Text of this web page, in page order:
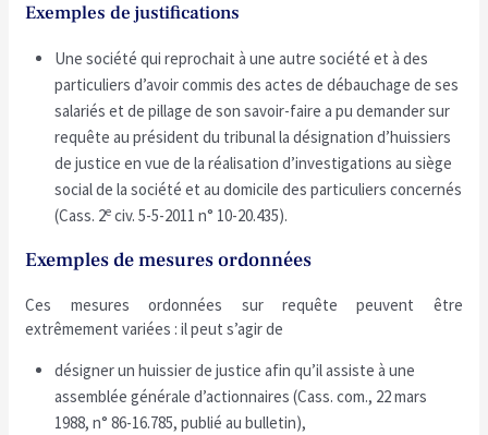
Exemples de justifications
Une société qui reprochait à une autre société et à des
particuliers d’avoir commis des actes de débauchage de ses
salariés et de pillage de son savoir-faire a pu demander sur
requête au président du tribunal la désignation d’huissiers
de justice en vue de la réalisation d’investigations au siège
social de la société et au domicile des particuliers concernés
(Cass. 2e civ. 5-5-2011 n° 10-20.435).
Exemples de mesures ordonnées
Ces mesures ordonnées sur requête peuvent être
extrêmement variées : il peut s’agir de
désigner un huissier de justice afin qu’il assiste à une
assemblée générale d’actionnaires (Cass. com., 22 mars
1988, n° 86-16.785, publié au bulletin),